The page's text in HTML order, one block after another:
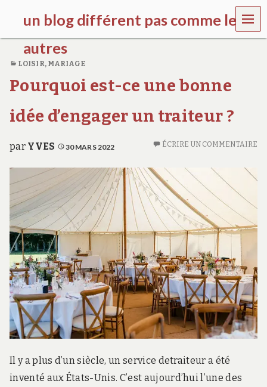
un blog différent pas comme les
autres
d
c
h
d
n
.
o
r
g
MEN
U
LOISIR, MARIAGE
Pourquoi est-ce une bonne
idée d’engager un traiteur ?
par YVES 30 MARS 2022 ÉCRIRE UN COMMENTAIRE
Il y a plus d’un siècle, un service detraiteur a été
inventé aux États-Unis. C’est aujourd’hui l’une des